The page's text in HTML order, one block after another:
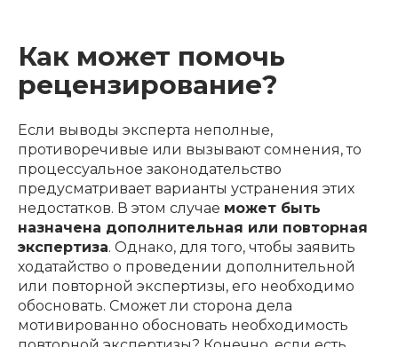
Как может помочь
рецензирование?
Если выводы эксперта неполные,
противоречивые или вызывают сомнения, то
процессуальное законодательство
предусматривает варианты устранения этих
недостатков. В этом случае может быть
назначена дополнительная или повторная
экспертиза. Однако, для того, чтобы заявить
ходатайство о проведении дополнительной
или повторной экспертизы, его необходимо
обосновать. Сможет ли сторона дела
мотивированно обосновать необходимость